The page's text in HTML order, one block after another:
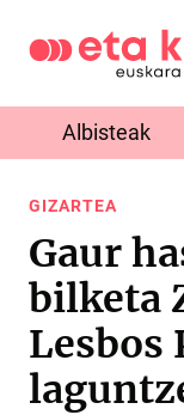
Albisteak
GIZARTEA
Gaur
bilketa
Lesbos